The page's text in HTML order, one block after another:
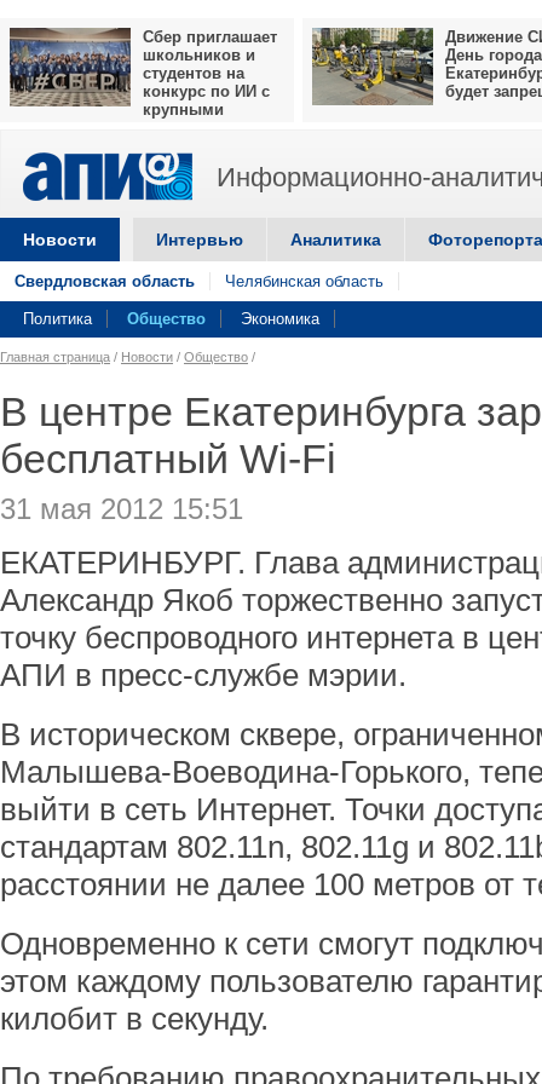
Сбер приглашает
школьников и
студентов на
конкурс по ИИ с
крупными
Движение
День города
будет
Информационно-
Новости Интервью Аналитика
Свердловская область Челябинская область
Политика Общество Экономика
Главная страница / Новости / Общество /
В центре Екатеринбурга
бесплатный Wi-Fi
31 мая 2012 15:51
ЕКАТЕРИНБУРГ. Глава
Александр Якоб торжественно
точку беспроводного интернета в
АПИ в пресс-службе мэрии.
В историческом сквере,
Малышева-Воеводина-Горького,
выйти в сеть Интернет. Точки
стандартам 802.11n, 802.11g и
расстоянии не далее 100 метров от
Одновременно к сети смогут
этом каждому пользователю
килобит в секунду.